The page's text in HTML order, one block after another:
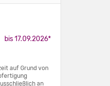
bis 17.09.2026*
auf Grund von
an